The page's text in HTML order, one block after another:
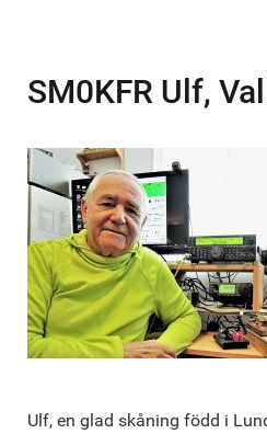
SM0KFR Ulf,
Ulf, en glad skåning född i